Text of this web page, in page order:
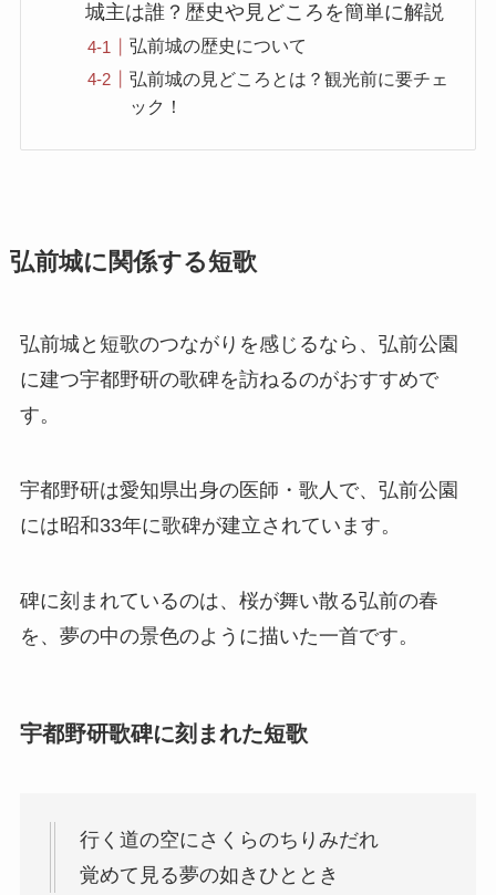
城主は誰？歴史や見どころを簡単に解説
弘前城の歴史について
弘前城の見どころとは？観光前に要チェ
ック！
弘前城に関係する短歌
弘前城と短歌のつながりを感じるなら、弘前公園
に建つ宇都野研の歌碑を訪ねるのがおすすめで
す。
宇都野研は愛知県出身の医師・歌人で、弘前公園
には昭和33年に歌碑が建立されています。
碑に刻まれているのは、桜が舞い散る弘前の春
を、夢の中の景色のように描いた一首です。
宇都野研歌碑に刻まれた短歌
行く道の空にさくらのちりみだれ
覚めて見る夢の如きひととき